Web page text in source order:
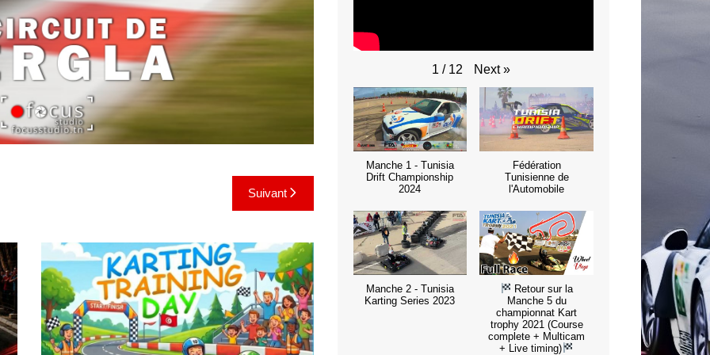
Suivant
1 / 12 Next »
Manche 1 - Tunisia
Drift Championship
2024
Fédération
Tunisienne de
l'Automobile
Manche 2 - Tunisia
Karting Series 2023
Retour sur la
Manche 5 du
championnat Kart
trophy 2021 (Course
complete + Multicam
+ Live timing)